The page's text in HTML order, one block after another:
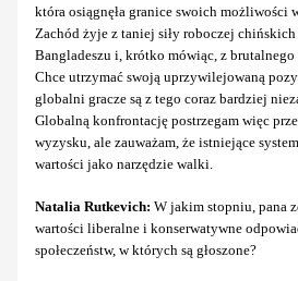
która osiągnęła granice swoich możliwości
Zachód żyje z taniej siły roboczej
Bangladeszu i, krótko mówiąc, z
Chce utrzymać swoją uprzywilejowaną
globalni gracze są z tego coraz bardziej
Globalną konfrontację postrzegam więc
wyzysku, ale zauważam, że istniejące
wartości jako narzędzie walki.
Natalia Rutkevich: W jakim stopniu, pana
wartości liberalne i konserwatywne
społeczeństw, w których są głoszone?